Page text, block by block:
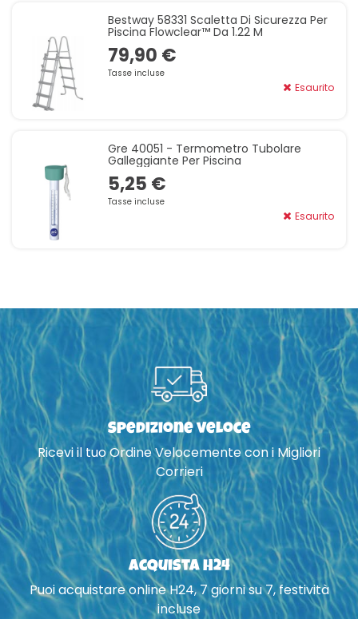
Bestway 58331 Scaletta Di Sicurezza Per
Piscina Flowclear™ Da 1.22 M
79,90 €
Tasse incluse
Esaurito
Gre 40051 - Termometro Tubolare
Galleggiante Per Piscina
5,25 €
Tasse incluse
Esaurito
Spedizione veloce
Ricevi il tuo Ordine Velocemente con i Migliori
Corrieri
Acquista H24
Puoi acquistare online H24, 7 giorni su 7, festività
incluse